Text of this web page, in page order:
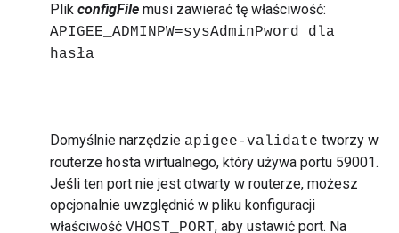
Plik configFile musi zawierać tę właściwość:
APIGEE_ADMINPW=sysAdminPword dla
hasła
Domyślnie narzędzie apigee-validate tworzy w
routerze hosta wirtualnego, który używa portu 59001.
Jeśli ten port nie jest otwarty w routerze, możesz
opcjonalnie uwzględnić w pliku konfiguracji
właściwość VHOST_PORT, aby ustawić port. Na